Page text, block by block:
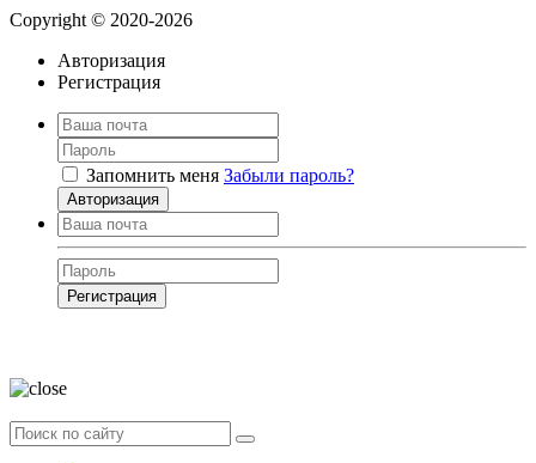
Copyright © 2020-2026
Авторизация
Регистрация
Запомнить меня Забыли пароль?
Авторизация
Регистрация